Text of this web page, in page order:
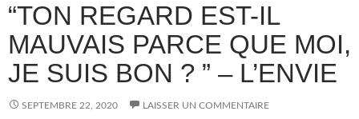
“TON REGARD EST-IL
MAUVAIS PARCE QUE MOI,
JE SUIS BON ? ” – L’ENVIE
SEPTEMBRE 22, 2020 LAISSER UN COMMENTAIRE